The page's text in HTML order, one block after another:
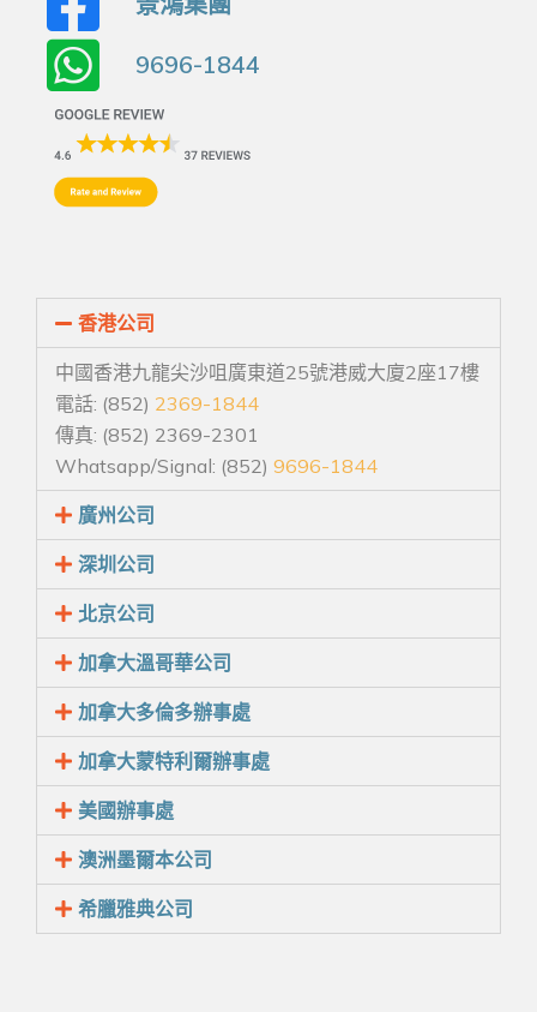
9696-1844
香港公司
中國香港九龍尖沙咀廣東道25號港威大廈2座17樓
電話: (852) 2369-1844
傳真: (852) 2369-2301
Whatsapp/Signal: (852) 9696-1844
廣州公司
深圳公司
北京公司
加拿大溫哥華公司
加拿大多倫多辦事處
加拿大蒙特利爾辦事處
美國辦事處
澳洲墨爾本公司
希臘雅典公司